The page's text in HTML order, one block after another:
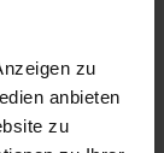
zu
anbieten
zu